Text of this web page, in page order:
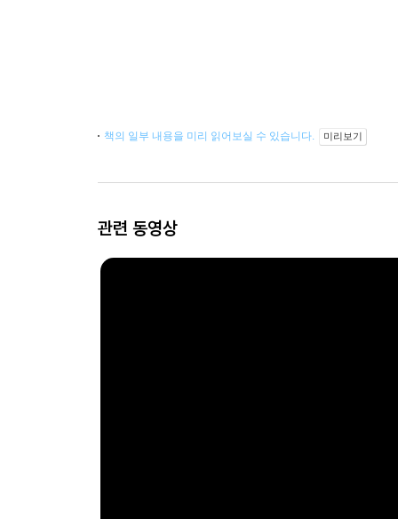
책의 일부 내용을 미리 읽어보실 수 있습니다. 미리보기
관련 동영상